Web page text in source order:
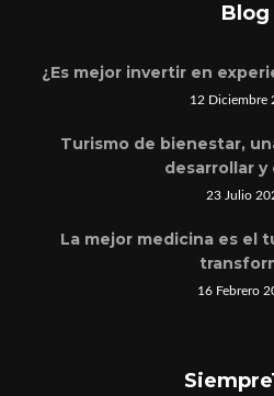
Blog
¿Es mejor invertir en
12 Diciembre
Turismo de bienestar,
desarrollar y
23 Julio
La mejor medicina es el
16 Febrero